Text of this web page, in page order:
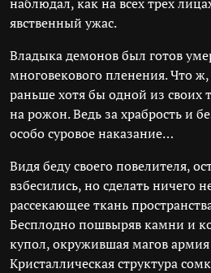
явственный ужас.
Владыка демонов был готов
многовекового пленения. Что
раньше хотя бы одной из своих
на рожон. Ведь за храбрость и
особо суровое наказание…
Видя беду своего повелителя,
взбесились, но сделать ничего
рассекающее ткань
Бесплодно пошвыряв камни и
купол, окружившая магов армия
Кристаллическая структура